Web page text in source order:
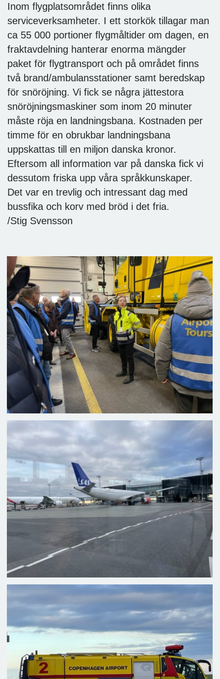
Inom flygplatsområdet finns olika
serviceverksamheter. I ett storkök tillagar man
ca 55 000 portioner flygmåltider om dagen, en
fraktavdelning hanterar enorma mängder
paket för flygtransport och på området finns
två brand/ambulansstationer samt beredskap
för snöröjning. Vi fick se några jättestora
snöröjningsmaskiner som inom 20 minuter
måste röja en landningsbana. Kostnaden per
timme för en obrukbar landningsbana
uppskattas till en miljon danska kronor.
Eftersom all information var på danska fick vi
dessutom friska upp våra språkkunskaper.
Det var en trevlig och intressant dag med
bussfika och korv med bröd i det fria.
/Stig Svensson